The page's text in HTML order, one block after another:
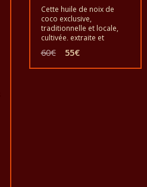
Cette huile de noix de
coco exclusive,
traditionnelle et locale,
cultivée, extraite et
Togo, est l’une des
meilleures huiles au
60€ Le
initial
55€Le
actuel